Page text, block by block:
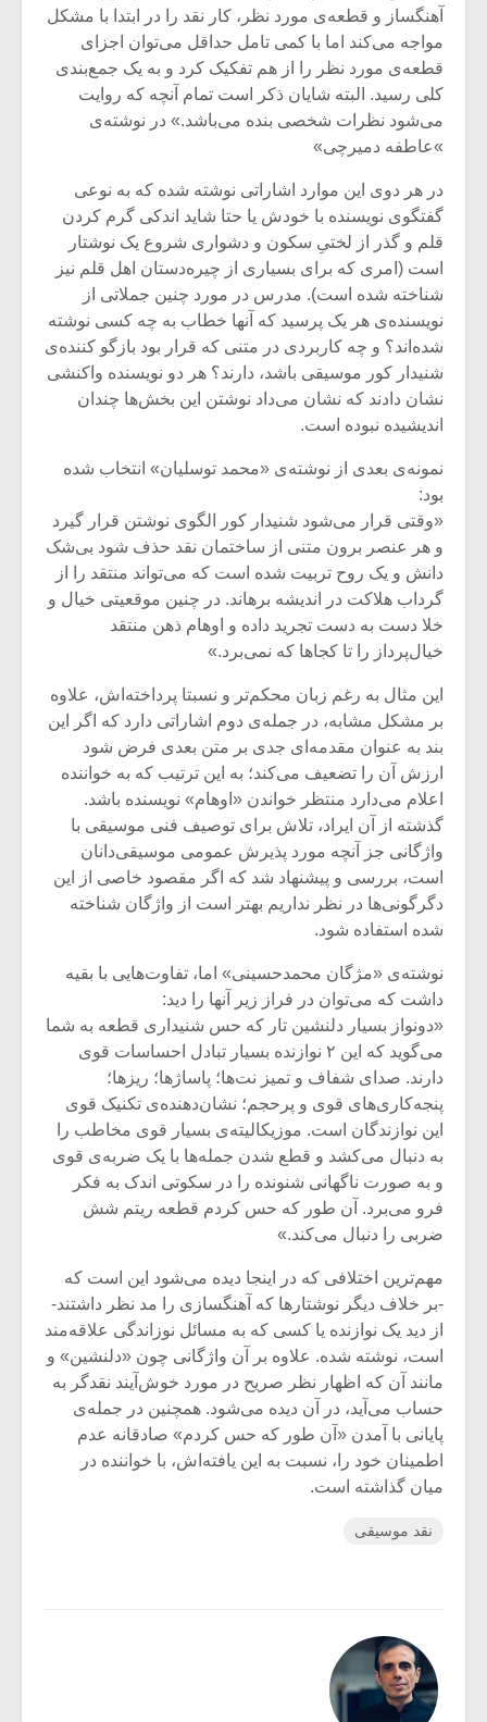
آهنگساز و قطعه‌ی مورد نظر، کار نقد را در ابتدا با مشکل
مواجه می‌کند اما با کمی تامل حداقل می‌توان اجزای
قطعه‌ی مورد نظر را از هم تفکیک کرد و به یک جمع‌بندی
کلی رسید. البته شایان ذکر است تمام آنچه که روایت
می‌شود نظرات شخصی بنده می‌باشد.» در نوشته‌ی
‌»عاطفه دمیرچی»
در هر دوی این موارد اشاراتی نوشته شده که به نوعی
گفتگوی نویسنده با خودش یا حتا شاید اندکی گرم کردن
قلم و گذر از لختیِ سکون و دشواری شروع یک نوشتار
است (امری که برای بسیاری از چیره‌دستان اهل قلم نیز
شناخته شده است). مدرس در مورد چنین جملاتی از
نویسنده‌ی هر یک پرسید که آنها خطاب به چه کسی نوشته
شده‌اند؟ و چه کاربردی در متنی که قرار بود بازگو کننده‌ی
شنیدار کور موسیقی باشد، دارند؟ هر دو نویسنده واکنشی
نشان دادند که نشان می‌داد نوشتن این بخش‌ها چندان
اندیشیده نبوده است.
نمونه‌ی بعدی از نوشته‌ی «محمد توسلیان» انتخاب شده
بود:
«وقتی قرار می‌شود شنیدار کور الگوی نوشتن قرار گیرد
و هر عنصر برون متنی از ساختمان نقد حذف شود بی‌شک
دانش و یک روح تربیت شده است که می‌تواند منتقد را از
گرداب هلاکت در اندیشه برهاند. در چنین موقعیتی خیال و
خلا دست به دست تجرید داده و اوهام ذهن منتقد
خیال‌پرداز را تا کجاها که نمی‌برد.»
این مثال به رغم زبان محکم‌تر و نسبتا پرداخته‌اش، علاوه
بر مشکل مشابه، در جمله‌ی دوم اشاراتی دارد که اگر این
بند به عنوان مقدمه‌ای جدی بر متن بعدی فرض شود
ارزش آن را تضعیف می‌کند؛ به این ترتیب که به خواننده
اعلام می‌دارد منتظر خواندن «اوهام» نویسنده باشد.
گذشته از آن ایراد، تلاش برای توصیف فنی موسیقی با
واژگانی جز آنچه مورد پذیرش عمومی موسیقی‌دانان
است، بررسی و پیشنهاد شد که اگر مقصود خاصی از این
دگرگونی‌ها در نظر نداریم بهتر است از واژگان شناخته
شده استفاده شود.
نوشته‌ی «مژگان محمدحسینی» اما، تفاوت‌هایی با بقیه
داشت که می‌توان در فراز زیر آنها را دید:
«دونواز بسیار دلنشین تار که حس شنیداری قطعه به شما
می‌گوید که این ۲ نوازنده بسیار تبادل احساسات قوی
دارند. صدای شفاف و تمیز نت‌ها؛ پاساژها؛ ریزها؛
پنجه‌کاری‌های قوی و پرحجم؛ نشان‌دهنده‌ی تکنیک قوی
این نوازندگان است. موزیکالیته‌ی بسیار قوی مخاطب را
به دنبال می‌کشد و قطع شدن جمله‌ها با یک ضربه‌ی قوی
و به صورت ناگهانی شنونده را در سکوتی اندک به فکر
فرو می‌برد. آن طور که حس کردم قطعه ریتم شش
ضربی را دنبال می‌کند.»
مهم‌ترین اختلافی که در اینجا دیده می‌شود این است که
-بر خلاف دیگر نوشتارها که آهنگسازی را مد نظر داشتند-
از دید یک نوازنده یا کسی که به مسائل نوزاندگی علاقه‌مند
است، نوشته شده. علاوه بر آن واژگانی چون «دلنشین» و
مانند آن که اظهار نظر صریح در مورد خوش‌آیند نقدگر به
حساب می‌آید، در آن دیده می‌شود. همچنین در جمله‌ی
پایانی با آمدن «آن طور که حس کردم» صادقانه عدم
اطمینان خود را، نسبت به این یافته‌اش، با خواننده در
میان گذاشته است.
نقد موسیقی